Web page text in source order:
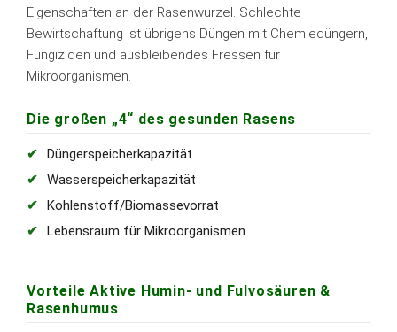
Eigenschaften an der Rasenwurzel. Schlechte
Bewirtschaftung ist übrigens Düngen mit Chemiedüngern,
Fungiziden und ausbleibendes Fressen für
Mikroorganismen.
Die großen „4“ des gesunden Rasens
Düngerspeicherkapazität
Wasserspeicherkapazität
Kohlenstoff/Biomassevorrat
Lebensraum für Mikroorganismen
Vorteile Aktive Humin- und Fulvosäuren &
Rasenhumus